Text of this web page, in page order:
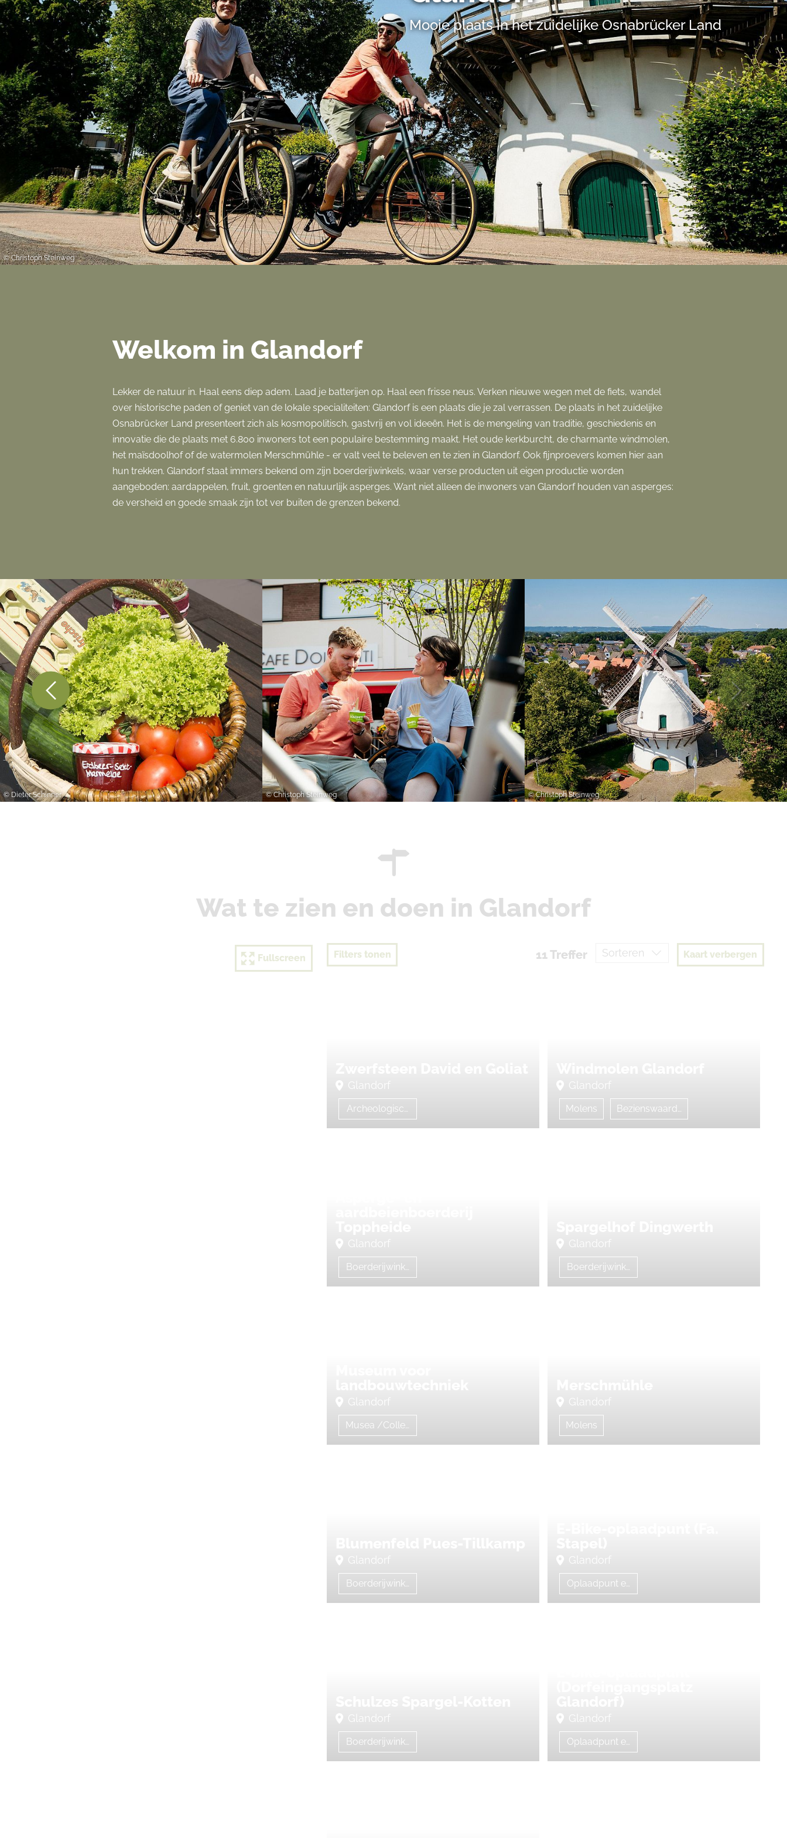
ook mee in dat uw gegevens in de VS worden verwerkt in overeenstemming met Art. 49 (1) zin 1 lit. a
DSGVO. De VS zijn door het Europees Hof van Justitie beoordeeld als een land met een ontoereikend
niveau van gegevensbescherming volgens EU-normen. In het bijzonder bestaat het risico dat uw
gegevens door de Amerikaanse autoriteiten worden verwerkt voor controle- en toezichtdoeleinden,
mogelijk ook zonder enig rechtsmiddel. Indien u op "Selectie handmatig instellen" klikt en geen van de
keuzevakken (voorkeuren, statistieken of marketing) hebt geselecteerd, zal de hierboven beschreven
overdracht niet plaatsvinden. Voor meer informatie, zie onze privacyverklaring.
We geven u hier graag meer gedetailleerde informatie:Privacybeleid|Impressum
Mooie plaats in het zuidelijke Osnabrücker Land
© Christoph Steinweg
Welkom in Glandorf
Lekker de natuur in. Haal eens diep adem. Laad je batterijen op. Haal een frisse neus. Verken nieuwe wegen met de fiets, wandel
over historische paden of geniet van de lokale specialiteiten: Glandorf is een plaats die je zal verrassen. De plaats in het zuidelijke
Osnabrücker Land presenteert zich als kosmopolitisch, gastvrij en vol ideeën. Het is de mengeling van traditie, geschiedenis en
innovatie die de plaats met 6.800 inwoners tot een populaire bestemming maakt. Het oude kerkburcht, de charmante windmolen,
het maïsdoolhof of de watermolen Merschmühle - er valt veel te beleven en te zien in Glandorf. Ook fijnproevers komen hier aan
hun trekken. Glandorf staat immers bekend om zijn boerderijwinkels, waar verse producten uit eigen productie worden
aangeboden: aardappelen, fruit, groenten en natuurlijk asperges. Want niet alleen de inwoners van Glandorf houden van asperges:
de versheid en goede smaak zijn tot ver buiten de grenzen bekend.
© Christoph Steinweg © Dieter Schinner © Christoph Steinweg
Wat te zien en doen in Glandorf
Fullscreen Filters tonen 11 Treffer Kaart verbergen
Glandorf
Archeologische vindplaatsen
Glandorf
Molens Bezienswaardig
Glandorf
Boerderijwinkel
Glandorf
Boerderijwinkel
Glandorf
Musea /Collecties
Glandorf
Molens
Glandorf
Boerderijwinkel
Glandorf
Oplaadpunt e-bike
Glandorf
Boerderijwinkel
Glandorf
Oplaadpunt e-bike